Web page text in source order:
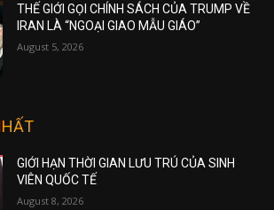
THẾ GIỚI GỌI CHÍNH SÁCH CỦA TRUMP VỀ
IRAN LÀ “NGOẠI GIAO MẪU GIÁO”
August 5, 2026
GIỚI HẠN THỜI GIAN LƯU TRÚ CỦA SINH
VIÊN QUỐC TẾ
August 8, 2026